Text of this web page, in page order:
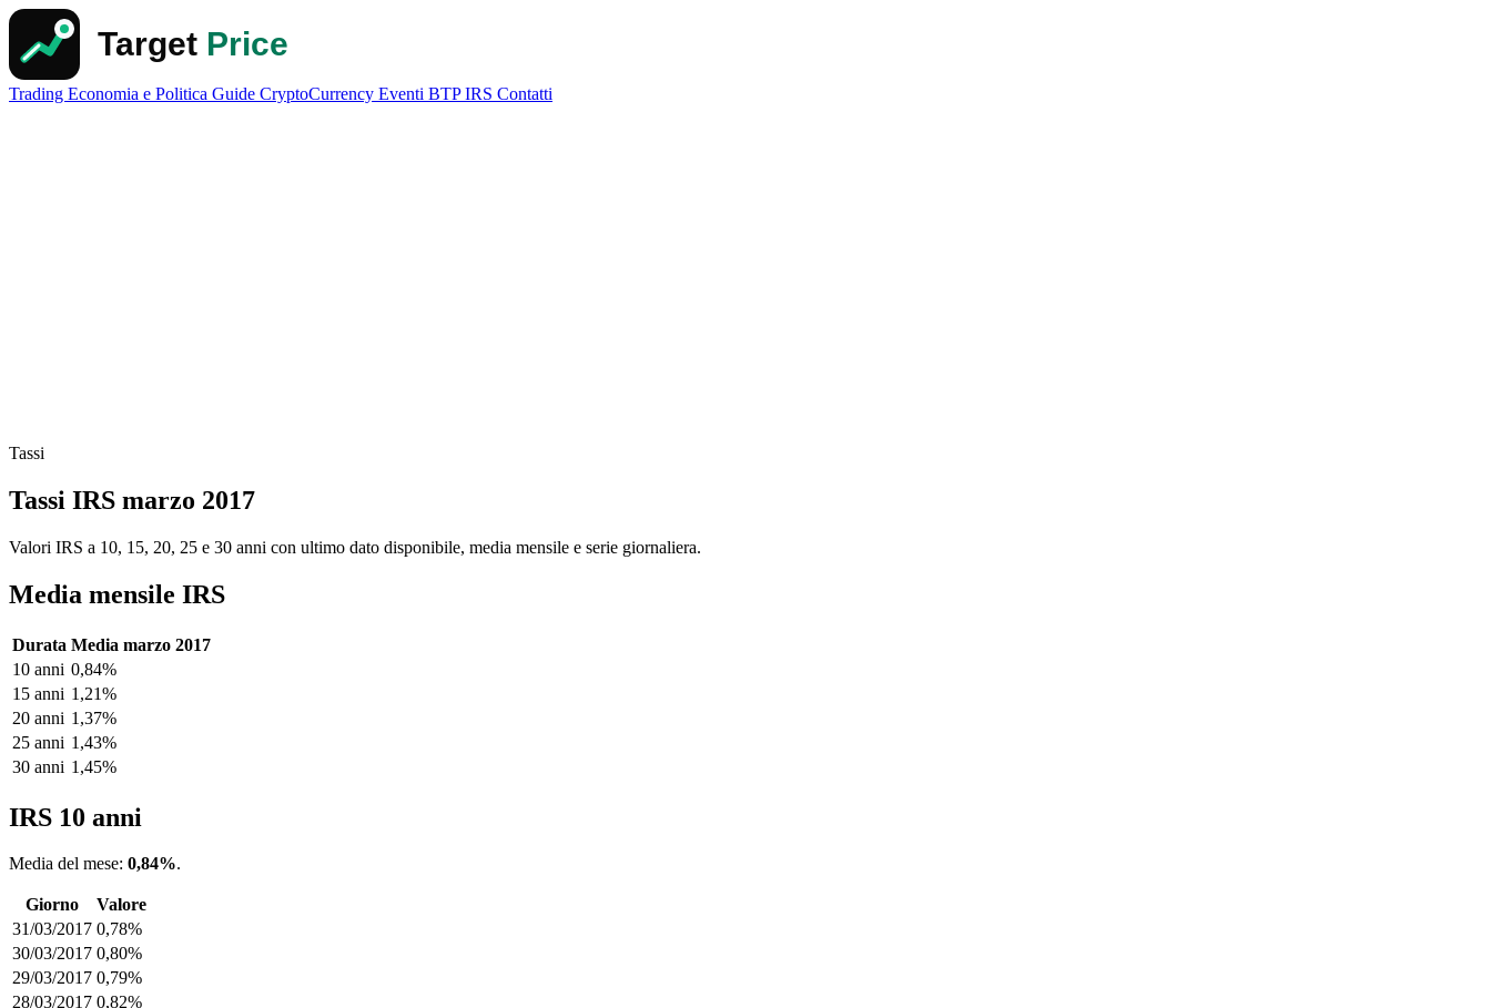
Trading Economia e Politica Guide CryptoCurrency Eventi BTPIRS Contatti
Tassi
Tassi IRS marzo 2017
Valori IRS a 10, 15, 20, 25 e 30 anni con ultimo dato disponibile, media mensile e serie giornaliera.
Media mensile IRS
Durata Media marzo 2017
10 anni 0,84%
15 anni 1,21%
20 anni 1,37%
25 anni 1,43%
30 anni 1,45%
IRS 10 anni
Media del mese: 0,84%.
Giorno
Valore
31/03/2017 0,78%
30/03/2017 0,80%
29/03/2017 0,79%
28/03/2017 0,82%